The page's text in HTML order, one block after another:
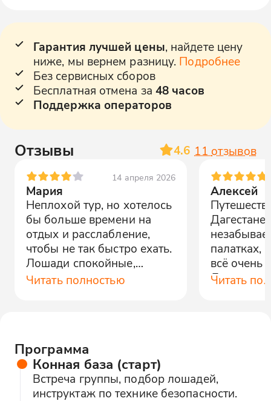
Гарантия лучшей цены, найдете цену
ниже, мы вернем разницу. Подробнее
Без сервисных сборов
Бесплатная отмена за 48 часов
Поддержка операторов
Отзывы 4.6 11 отзывов
14 апреля 2026
Мария
Неплохой тур, но хотелось
бы больше времени на
отдых и расслабление,
чтобы не так быстро ехать.
Лошади спокойные,
инструкторы молодцы.
Читать полностью
Алексей
палатках,
всё очень
Даже
Читать
Программа
Конная база (старт)
Встреча группы, подбор лошадей,
инструктаж по технике безопасности.